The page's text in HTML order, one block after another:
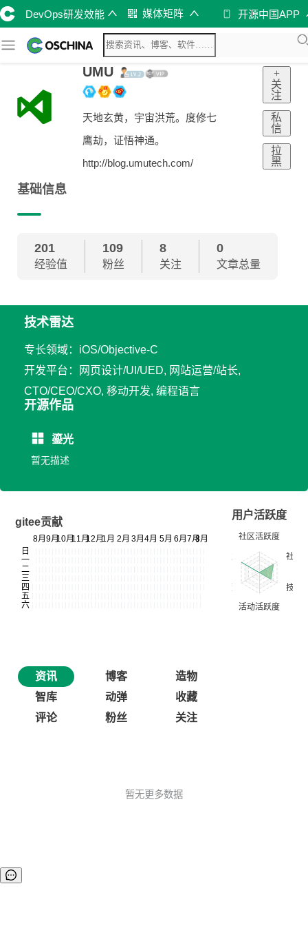
DevOps研发效能 媒体矩阵 开源中国APP
UMU
天地玄黄，宇宙洪荒。度修七
鹰劫，证悟神通。
http://blog.umutech.com/
+
关
注
私
信
拉
黑
基础信息
201
经验值
109
粉丝
8
关注
0
文章总量
技术雷达
专长领域：iOS/Objective-C
开发平台：网页设计/UI/UED, 网站运营/站长,
CTO/CEO/CXO, 移动开发, 编程语言
开源作品
鎏光
暂无描述
gitee贡献
用户活跃度
资讯 博客
造物
智库
动弹
收藏
评论
粉丝 关注
暂无更多数据